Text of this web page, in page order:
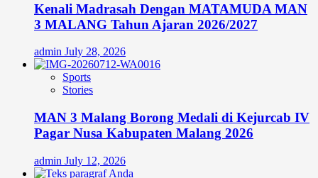
Kenali Madrasah Dengan MATAMUDA MAN
3 MALANG Tahun Ajaran 2026/2027
admin July 28, 2026
Sports
Stories
MAN 3 Malang Borong Medali di Kejurcab IV
Pagar Nusa Kabupaten Malang 2026
admin July 12, 2026